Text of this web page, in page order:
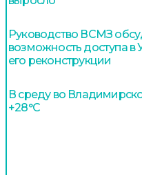
Руководство ВСМЗ
возможность доступа в
его реконструкции
В среду во
+28°С